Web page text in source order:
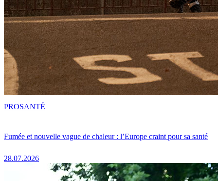
Fumée et nouvelle vague de chaleur : l’Europe craint pour sa santé
28.07.2026
PROSANTÉ